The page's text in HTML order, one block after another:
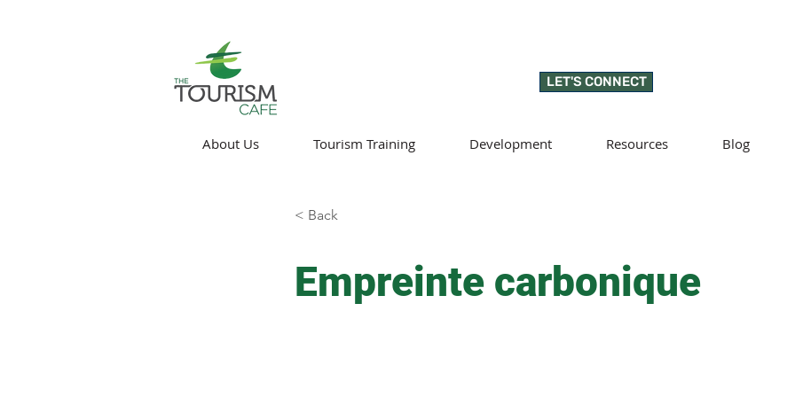
LET'S CONNECT
About Us Tourism Training Development Resources Blog
< Back
Empreinte carbonique